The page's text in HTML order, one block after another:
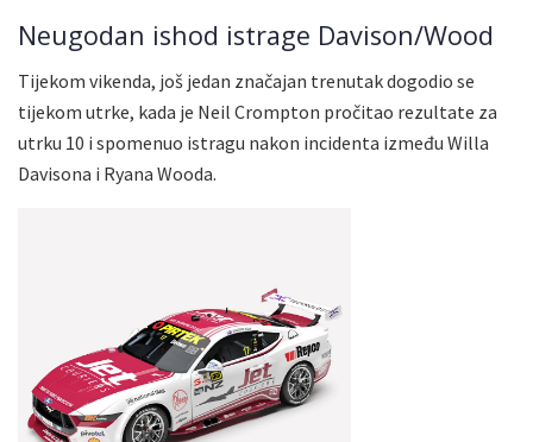
Neugodan ishod istrage Davison/Wood
Tijekom vikenda, još jedan značajan trenutak dogodio se
tijekom utrke, kada je Neil Crompton pročitao rezultate za
utrku 10 i spomenuo istragu nakon incidenta između Willa
Davisona i Ryana Wooda.